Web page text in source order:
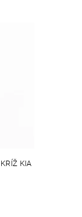
KIA